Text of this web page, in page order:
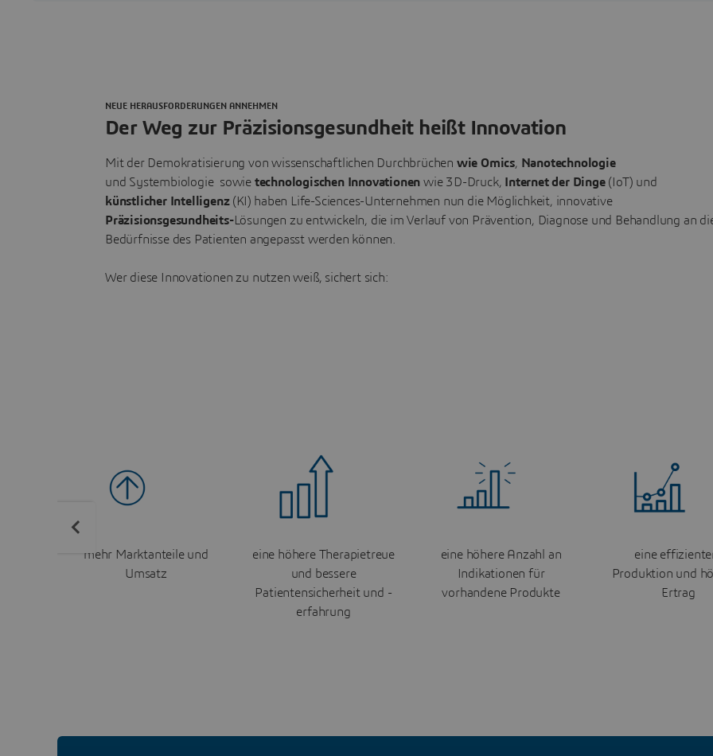
Der Weg zur Präzisionsgesundheit heißt Innovation
NEUE HERAUSFORDERUNGEN ANNEHMEN
Mit der Demokratisierung von wissenschaftlichen Durchbrüchen wie Omics, Nanotechnologie
und Systembiologie sowie technologischen Innovationen wie 3D-Druck, Internet der Dinge(IoT) und
künstlicher Intelligenz(KI) haben Life-Sciences-Unternehmen nun die Möglichkeit, innovative
Präzisionsgesundheits-Lösungen zu entwickeln, die im Verlauf von Prävention, Diagnose und Behandlung an
Bedürfnisse des Patienten angepasst werden können.
Wer diese Innovationen zu nutzen weiß, sichert sich:
mehr Marktanteile und
Umsatz
eine höhere Therapietreue
und bessere
Patientensicherheit und -
erfahrung
eine höhere Anzahl an
Indikationen für
vorhandene Produkte
eine
Produktion und
Ertrag